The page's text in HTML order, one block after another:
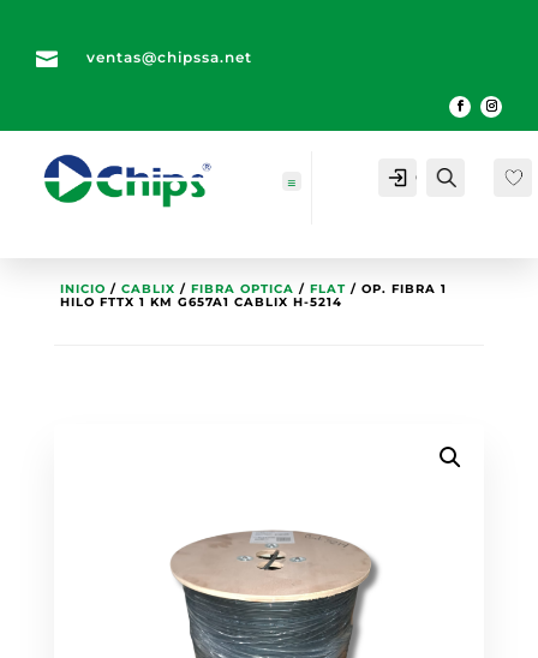
 ventas@chipssa.net
Cuenta Buscar
INICIO / CABLIX / FIBRA OPTICA / FLAT/ OP. FIBRA 1
HILO FTTX 1 KM G657A1 CABLIX H-5214